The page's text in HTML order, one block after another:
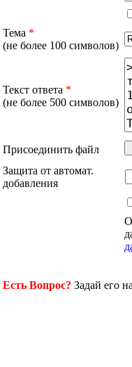
Тема *
(не более 100 символов)
Текст ответа *
(не более 500 символов)
Присоединить файл
Защита от автомат.
добавления
Есть Вопрос? Задай его на